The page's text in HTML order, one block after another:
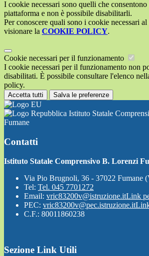
I cookie necessari sono quelli che
piattaforma e non è possibile disabilitarli.
Per conoscere quali sono i cookie necessari
visionare la COOKIE POLICY.
Cookie necessari per il funzionamento
I cookie necessari per il funzionamento non
disabilitati. È possibile consultare l'elenco
policy.
Accetta tutti Salva le preferenze
Istituto Statale
Fumane
Contatti
Istituto Statale Comprensivo B. Lorenzi
Via Pio Brugnoli, 36 - 37022 Fumane
Tel: Tel. 045 7701272
Email: vric83200v@istruzione.itLink
PEC: vric83200v@pec.istruzione.it
C.F.: 80011860238
Sezione Link Utili